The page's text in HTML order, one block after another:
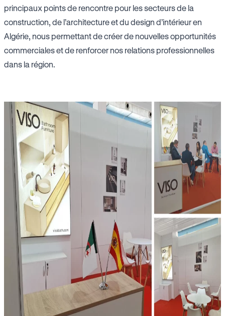
principaux points de rencontre pour les secteurs de la
construction, de l’architecture et du design d’intérieur en
Algérie, nous permettant de créer de nouvelles opportunités
commerciales et de renforcer nos relations professionnelles
dans la région.